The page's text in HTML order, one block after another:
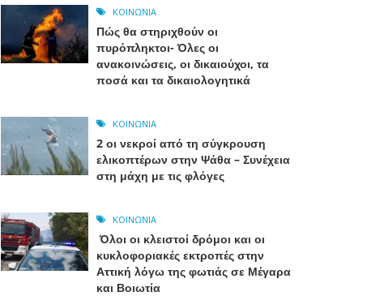
ΚΟΙΝΩΝΊΑ
Πώς θα στηριχθούν οι
πυρόπληκτοι- Όλες οι
ανακοινώσεις, οι δικαιούχοι, τα
ποσά και τα δικαιολογητικά
ΚΟΙΝΩΝΊΑ
2 οι νεκροί από τη σύγκρουση
ελικοπτέρων στην Ψάθα – Συνέχεια
στη μάχη με τις φλόγες
ΚΟΙΝΩΝΊΑ
Όλοι οι κλειστοί δρόμοι και οι
κυκλοφοριακές εκτροπές στην
Αττική λόγω της φωτιάς σε Μέγαρα
και Βοιωτία